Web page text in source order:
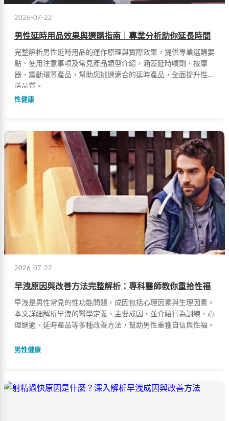
2026-07-22
男性延時用品效果與選購指南｜專業分析助你延長時間
完整解析男性延時用品的運作原理與實際效果，提供專業選購要
點、使用注意事項及常見產品類型介紹，涵蓋延時噴劑、按摩
器、震動環等產品，幫助您挑選適合的延時產品，全面提升性生
活品質。
性健康
2026-07-22
早洩原因與改善方法完整解析：專科醫師教你重拾性福
早洩是男性常見的性功能問題，成因包括心理因素與生理因素。
本文詳細解析早洩的醫學定義、主要成因，並介紹行為訓練、心
理調適、延時產品等多種改善方法，幫助男性重獲自信與性福。
男性健康